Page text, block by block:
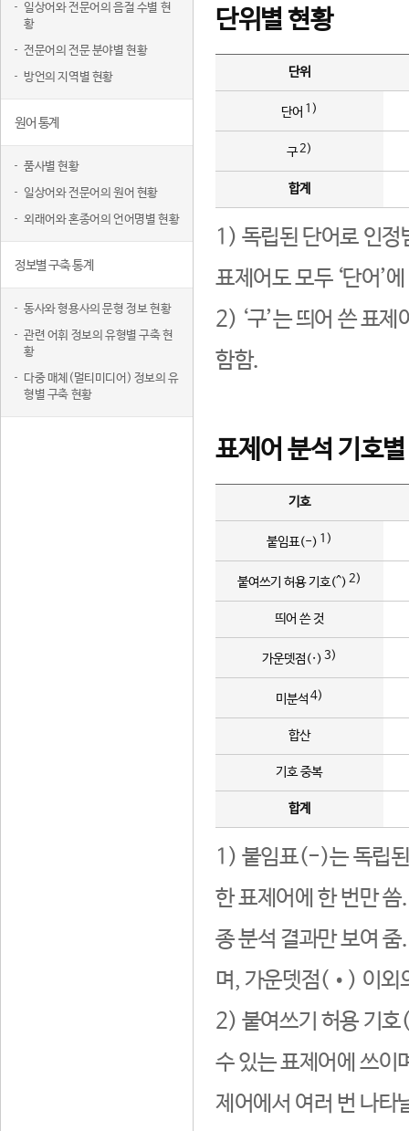
일상어와 전문어의 음절 수별 현
황
전문어의 전문 분야별 현황
방언의 지역별 현황
원어 통계
품사별 현황
일상어와 전문어의 원어 현황
외래어와 혼종어의 언어명별 현황
정보별 구축 통계
동사와 형용사의 문형 정보 현황
관련 어휘 정보의 유형별 구축 현
황
다중 매체(멀티미디어) 정보의 유
형별 구축 현황
단위별 현황
단위
단어 1)
구2)
합계
1) 독립된 단어로 인정
표제어도 모두 ‘단어’
2) ‘구’는 띄어 쓴 표
함함.
표제어 분석 기호
기호
붙임표(-) 1)
붙여쓰기 허용 기호(^) 2)
띄어 쓴 것
가운뎃점(·) 3)
미분석 4)
합산
기호 중복
합계
1) 붙임표(-)는 독립된
한 표제어에 한 번만
종 분석 결과만 보여
며, 가운뎃점(•) 이외
2) 붙여쓰기 허용 기호
수 있는 표제어에 쓰이
제어에서 여러 번 나타